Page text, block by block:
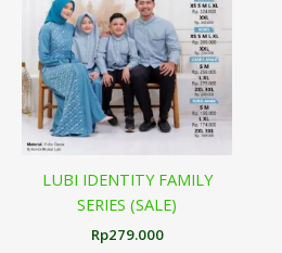
LUBI IDENTITY FAMILY
SERIES (SALE)
Rp279.000